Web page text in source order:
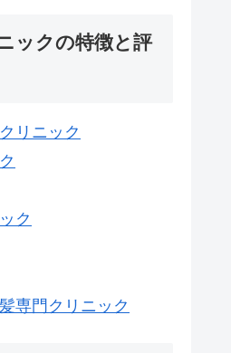
ックの特徴と評
リニック
ク
専門クリニック